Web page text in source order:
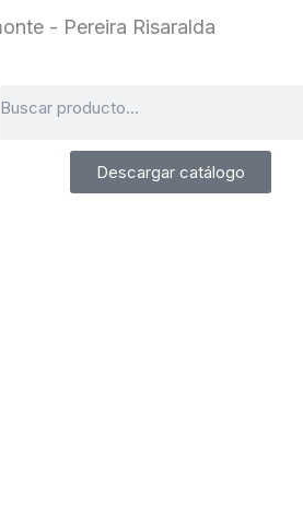
- Pereira Risaralda
Descargar catálogo